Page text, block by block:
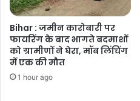
Bihar : जमीन कारोबारी पर
फायरिंग के बाद भागते बदमाशों
को ग्रामीणों ने घेरा, मॉब लिंचिंग
में एक की मौत
1 hour ago